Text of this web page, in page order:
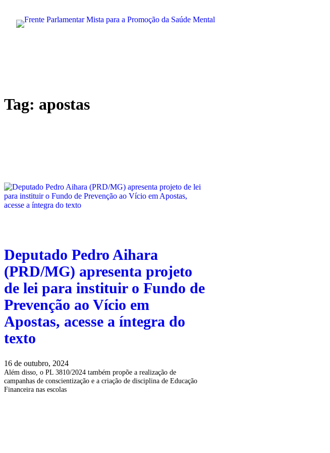
Tag: apostas
Deputado Pedro Aihara
(PRD/MG) apresenta projeto
de lei para instituir o Fundo de
Prevenção ao Vício em
Apostas, acesse a íntegra do
texto
16 de outubro, 2024
Além disso, o PL 3810/2024 também propõe a realização de
campanhas de conscientização e a criação de disciplina de Educação
Financeira nas escolas